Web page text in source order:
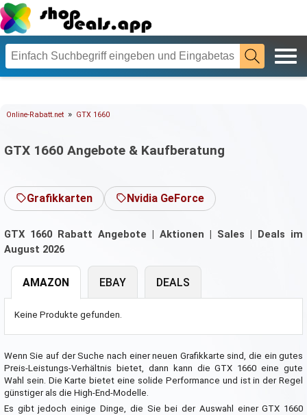
Online-Rabatt.net » GTX 1660
GTX 1660 Angebote & Kaufberatung
Grafikkarten Nvidia GeForce
GTX 1660 Rabatt Angebote | Aktionen | Sales | Deals im
August 2026
AMAZON
Keine Produkte gefunden.
EBAY DEALS
Wenn Sie auf der Suche nach einer neuen Grafikkarte sind, die ein gutes
Preis-Leistungs-Verhältnis bietet, dann kann die GTX 1660 eine gute
Wahl sein. Die Karte bietet eine solide Performance und ist in der Regel
günstiger als die High-End-Modelle.
Es gibt jedoch einige Dinge, die Sie bei der Auswahl einer GTX 1660